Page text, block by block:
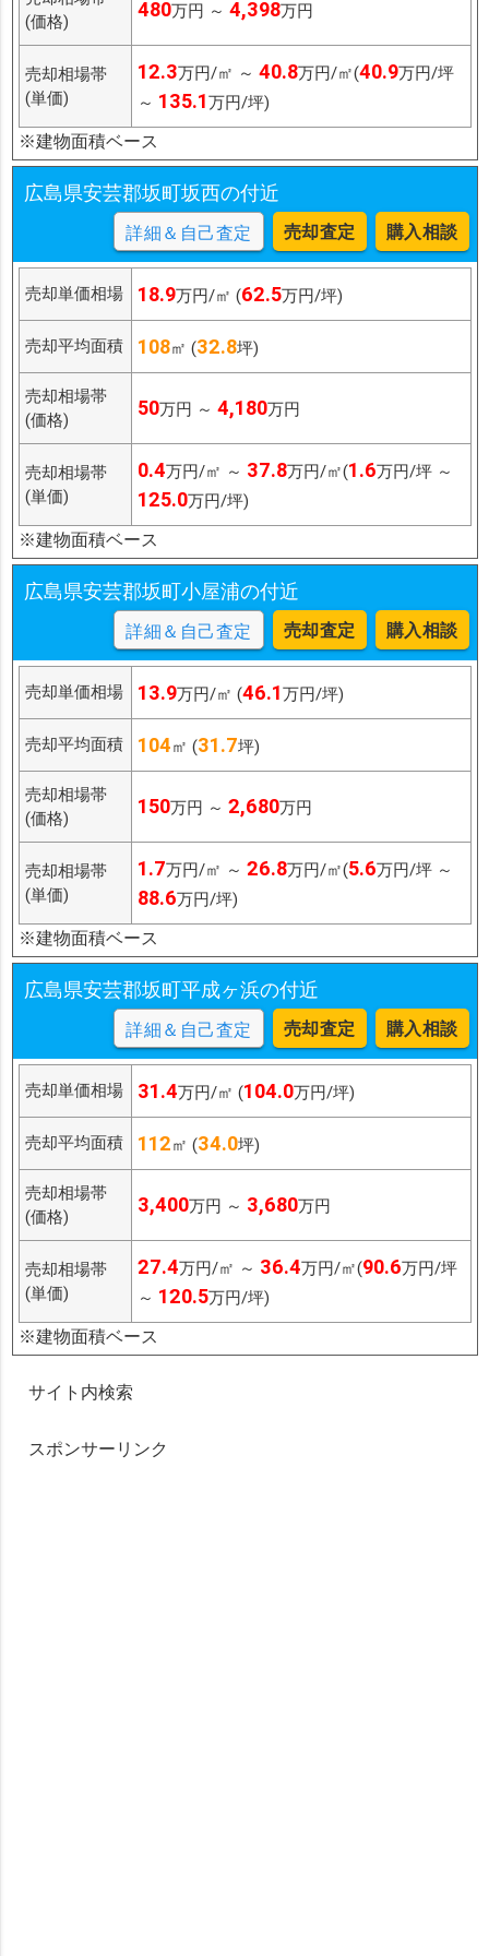
(価格)
480万円 ～ 4,398万円
売却相場帯
(単価)
12.3万円/㎡ ～ 40.8万円/㎡(40.9万円/坪
～ 135.1万円/坪)
※建物面積ベース
広島県安芸郡坂町坂西の付近
詳細＆自己査定 売却査定 購入相談
売却単価相場 18.9万円/㎡ (62.5万円/坪)
売却平均面積 108㎡ (32.8坪)
売却相場帯
(価格)
50万円 ～ 4,180万円
売却相場帯
(単価)
0.4万円/㎡ ～ 37.8万円/㎡(1.6万円/坪 ～
125.0万円/坪)
※建物面積ベース
広島県安芸郡坂町小屋浦の付近
詳細＆自己査定 売却査定 購入相談
売却単価相場 13.9万円/㎡ (46.1万円/坪)
売却平均面積 104㎡ (31.7坪)
売却相場帯
(価格)
150万円 ～ 2,680万円
売却相場帯
(単価)
1.7万円/㎡ ～ 26.8万円/㎡(5.6万円/坪 ～
88.6万円/坪)
※建物面積ベース
広島県安芸郡坂町平成ヶ浜の付近
詳細＆自己査定 売却査定 購入相談
売却単価相場 31.4万円/㎡ (104.0万円/坪)
売却平均面積 112㎡ (34.0坪)
売却相場帯
(価格)
3,400万円 ～ 3,680万円
売却相場帯
(単価)
27.4万円/㎡ ～ 36.4万円/㎡(90.6万円/坪
～ 120.5万円/坪)
※建物面積ベース
サイト内検索
スポンサーリンク